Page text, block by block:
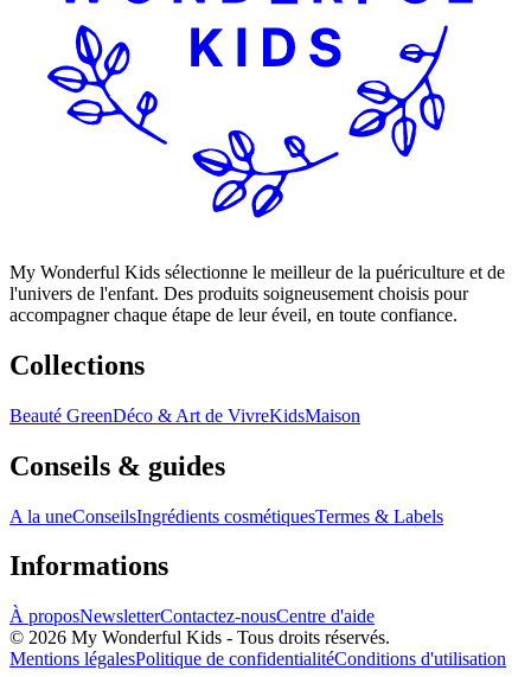
My Wonderful Kids sélectionne le meilleur de la puériculture et de
l'univers de l'enfant. Des produits soigneusement choisis pour
accompagner chaque étape de leur éveil, en toute confiance.
Collections
Beauté GreenDéco & Art de VivreKidsMaison
Conseils & guides
A la uneConseilsIngrédients cosmétiquesTermes & Labels
Informations
À proposNewsletterContactez-nousCentre d'aide
© 2026 My Wonderful Kids - Tous droits réservés.
Mentions légalesPolitique de confidentialitéConditions d'utilisation